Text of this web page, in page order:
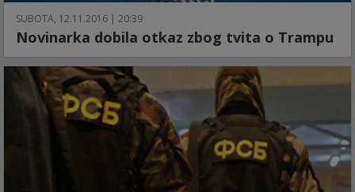
SUBOTA, 12.11.2016 | 20:39
Novinarka dobila otkaz zbog tvita o Trampu